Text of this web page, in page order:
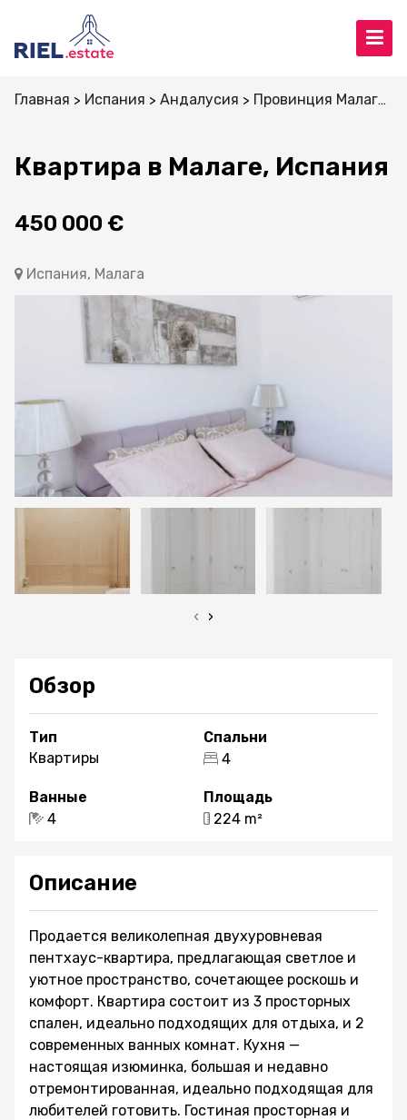
Главная Испания Андалусия Провинция Малага
Квартира в Малаге, Испания
450 000 €
Испания, Малага
‹ ›
Обзор
Тип
Квартиры
Спальни
4
Ванные
4
Площадь
224 m²
Описание
Продается великолепная двухуровневая
пентхаус-квартира, предлагающая светлое и
уютное пространство, сочетающее роскошь и
комфорт. Квартира состоит из 3 просторных
спален, идеально подходящих для отдыха, и 2
современных ванных комнат. Кухня —
настоящая изюминка, большая и недавно
отремонтированная, идеально подходящая для
любителей готовить. Гостиная просторная и